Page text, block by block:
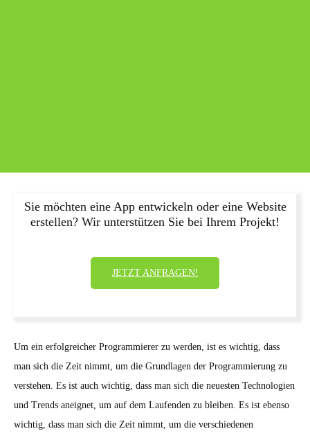
Sie möchten eine App entwickeln oder eine Website
erstellen? Wir unterstützen Sie bei Ihrem Projekt!
JETZT ANFRAGEN!
Um ein erfolgreicher Programmierer zu werden, ist es wichtig, dass
man sich die Zeit nimmt, um die Grundlagen der Programmierung zu
verstehen. Es ist auch wichtig, dass man sich die neuesten Technologien
und Trends aneignet, um auf dem Laufenden zu bleiben. Es ist ebenso
wichtig, dass man sich die Zeit nimmt, um die verschiedenen